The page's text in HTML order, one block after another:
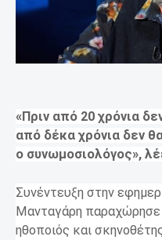
«Πριν από 20 χρόνια
από δέκα χρόνια δεν
ο συνωμοσιολόγος»,
Συνέντευξη στην
Μανταγάρη
ηθοποιός και